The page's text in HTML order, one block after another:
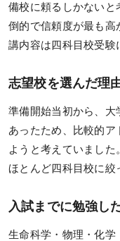
受講生限定講座
オリジナル情報誌＆
お役立ち情報
KALSメディア
よくある質問
生命科学 特別講義動
備校に頼るしかないと
倒的で信頼度が最も高
講内容は四科目校受験
志望校を選んだ理
準備開始当初から、大
あったため、比較的
ようと考えていまし
ほとんど四科目校に絞
入試までに勉強し
生命科学・物理・化